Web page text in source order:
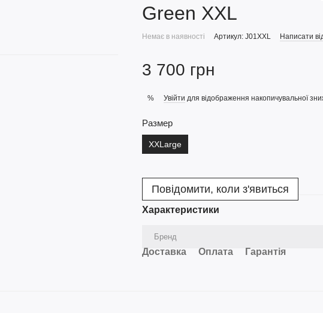
Green XXL
Немає в наявності Артикул: J01XXL Написати
3 700 грн
% Увійти для відображення накопичувальної
Размер
XXLarge
Повідомити, коли з'явиться
Характеристики
Бренд
Доставка Оплата Гарантія